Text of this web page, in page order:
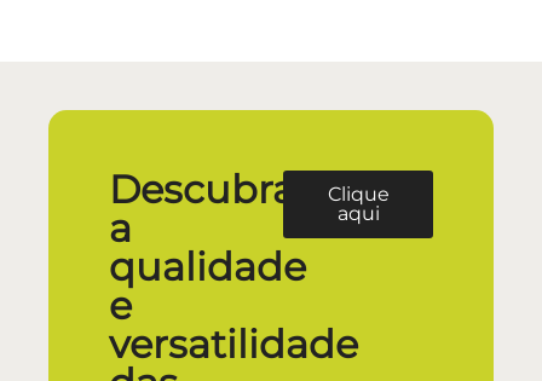
Descubra
a
qualidade
e
versatilidade
Clique
aqui